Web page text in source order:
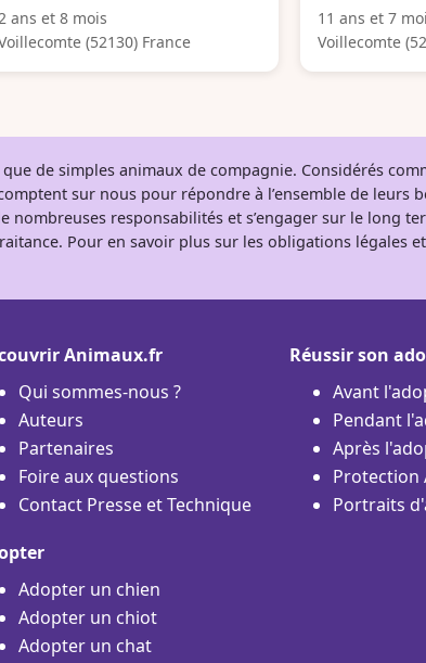
2 ans et 8 mois
(52130) France
11 ans et 7
Voillecomte
de simples animaux de compagnie. Considérés
sur nous pour répondre à l’ensemble de leurs
nombreuses responsabilités et s’engager sur le long
Pour en savoir plus sur les obligations légales
Animaux.fr
Qui sommes-nous ?
Auteurs
Partenaires
Foire aux questions
Contact Presse et Technique
Adopter un chien
Adopter un chiot
Adopter un chat
Réussir son
Avant
Pendant
Après
Protection
Portraits